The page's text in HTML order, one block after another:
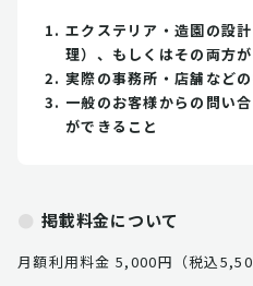
エクステリア・造園の設
理）、もしくはその両方
実際の事務所・店舗など
一般のお客様からの問い
ができること
掲載料金について
月額利用料金 5,000円（税込